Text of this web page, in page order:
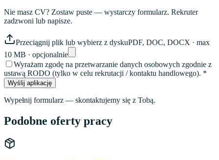
Nie masz CV? Zostaw puste — wystarczy formularz. Rekruter
zadzwoni lub napisze.
Przeciągnij plik lub wybierz z dyskuPDF, DOC, DOCX · max
10 MB · opcjonalnie
Wyrażam zgodę na przetwarzanie danych osobowych zgodnie z
ustawą RODO (tylko w celu rekrutacji / kontaktu handlowego). *
Wyślij aplikację
Wypełnij formularz — skontaktujemy się z Tobą.
Podobne oferty pracy